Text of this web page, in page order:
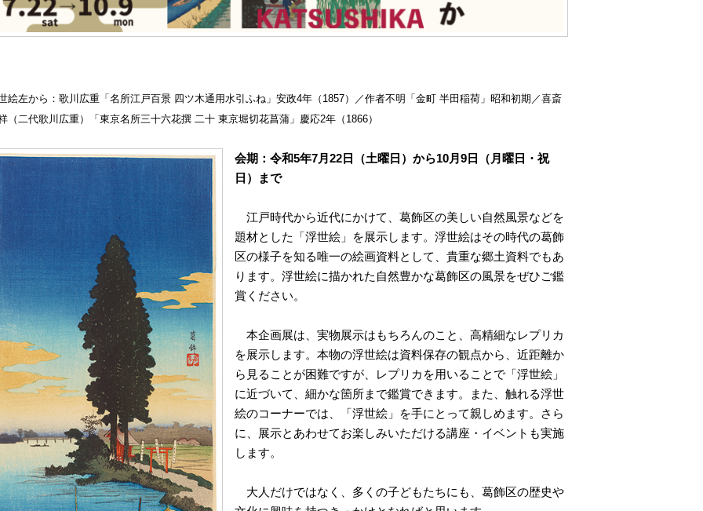
絵左から：歌川広重「名所江戸百景 四ツ木通用水引ふね」安政4年（1857）／作者不明「金町 半田稲荷」昭和初期／喜斎
（二代歌川広重）「東京名所三十六花撰 二十 東京堀切花菖蒲」慶応2年（1866）
会期：令和5年7月22日（土曜日）から10月9日（月曜日・祝
日）まで
江戸時代から近代にかけて、葛飾区の美しい自然風景などを
題材とした「浮世絵」を展示します。浮世絵はその時代の葛飾
区の様子を知る唯一の絵画資料として、貴重な郷土資料でもあ
ります。浮世絵に描かれた自然豊かな葛飾区の風景をぜひご鑑
賞ください。
本企画展は、実物展示はもちろんのこと、高精細なレプリカ
を展示します。本物の浮世絵は資料保存の観点から、近距離か
ら見ることが困難ですが、レプリカを用いることで「浮世絵」
に近づいて、細かな箇所まで鑑賞できます。また、触れる浮世
絵のコーナーでは、「浮世絵」を手にとって親しめます。さら
に、展示とあわせてお楽しみいただける講座・イベントも実施
します。
大人だけではなく、多くの子どもたちにも、葛飾区の歴史や